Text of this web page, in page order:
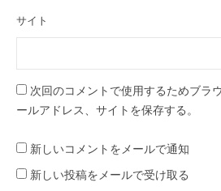
サイト
次回のコメントで使用するためブラ
ールアドレス、サイトを保存する。
新しいコメントをメールで通知
新しい投稿をメールで受け取る